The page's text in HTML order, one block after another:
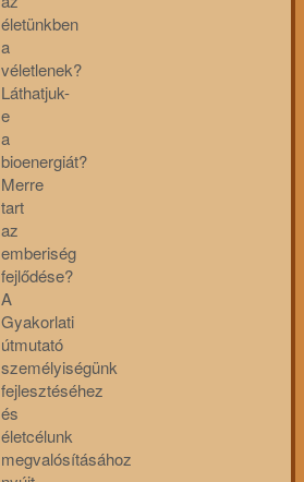
életünkben
a
véletlenek?
Láthatjuk-
e
a
bioenergiát?
Merre
tart
az
emberiség
fejlődése?
A
Gyakorlati
útmutató
személyiségünk
fejlesztéséhez
és
életcélunk
megvalósításához